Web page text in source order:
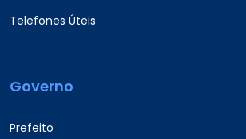
Telefones Úteis
Governo
Prefeito